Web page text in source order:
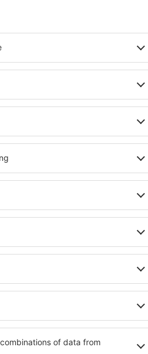
Martinez
Case Martinez –
Komplexní služby a výhodná
kritéria, která musí splnit každý
Case Martinez jsou zárukou
řady dalších výhod pro hosty.
standardem se mohou pochlubit
atrakce Case Martinez tak máte
dispozici i bezplatné parkování
apartmán přesně podle svých
standardem znamená mimo
areál nebo atrakce pro děti.
Martinez jsou skvělým řešením
cestují služebně nebo chtějí
Jaké zařízení nabízí